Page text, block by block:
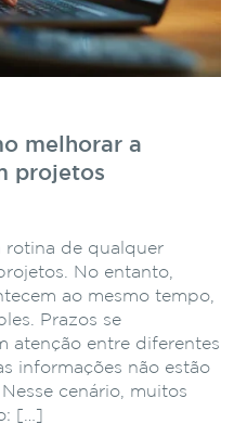
melhorar a
projetos
rotina de qualquer
No entanto,
ao mesmo tempo,
Prazos se
atenção entre diferentes
informações não estão
cenário, muitos
[…]